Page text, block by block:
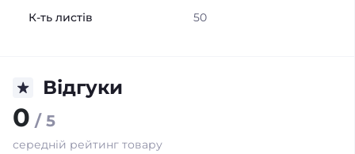
К-ть листів 50
Відгуки
0 / 5
середній рейтинг товару